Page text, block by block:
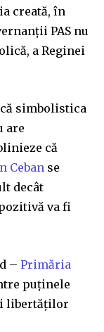
creată, în
PAS nu
a Reginei
simbolistica
are
că
Ceban se
decât
va fi
– Primăria
puținele
libertăților